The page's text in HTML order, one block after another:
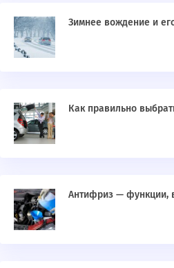
Зимнее вождение и
Как правильно
Антифриз — функции,